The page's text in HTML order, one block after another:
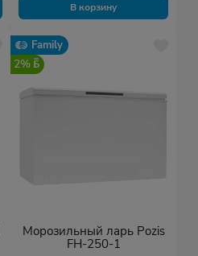
В корзину
Family
2%
Морозильный ларь Pozis
FH-250-1